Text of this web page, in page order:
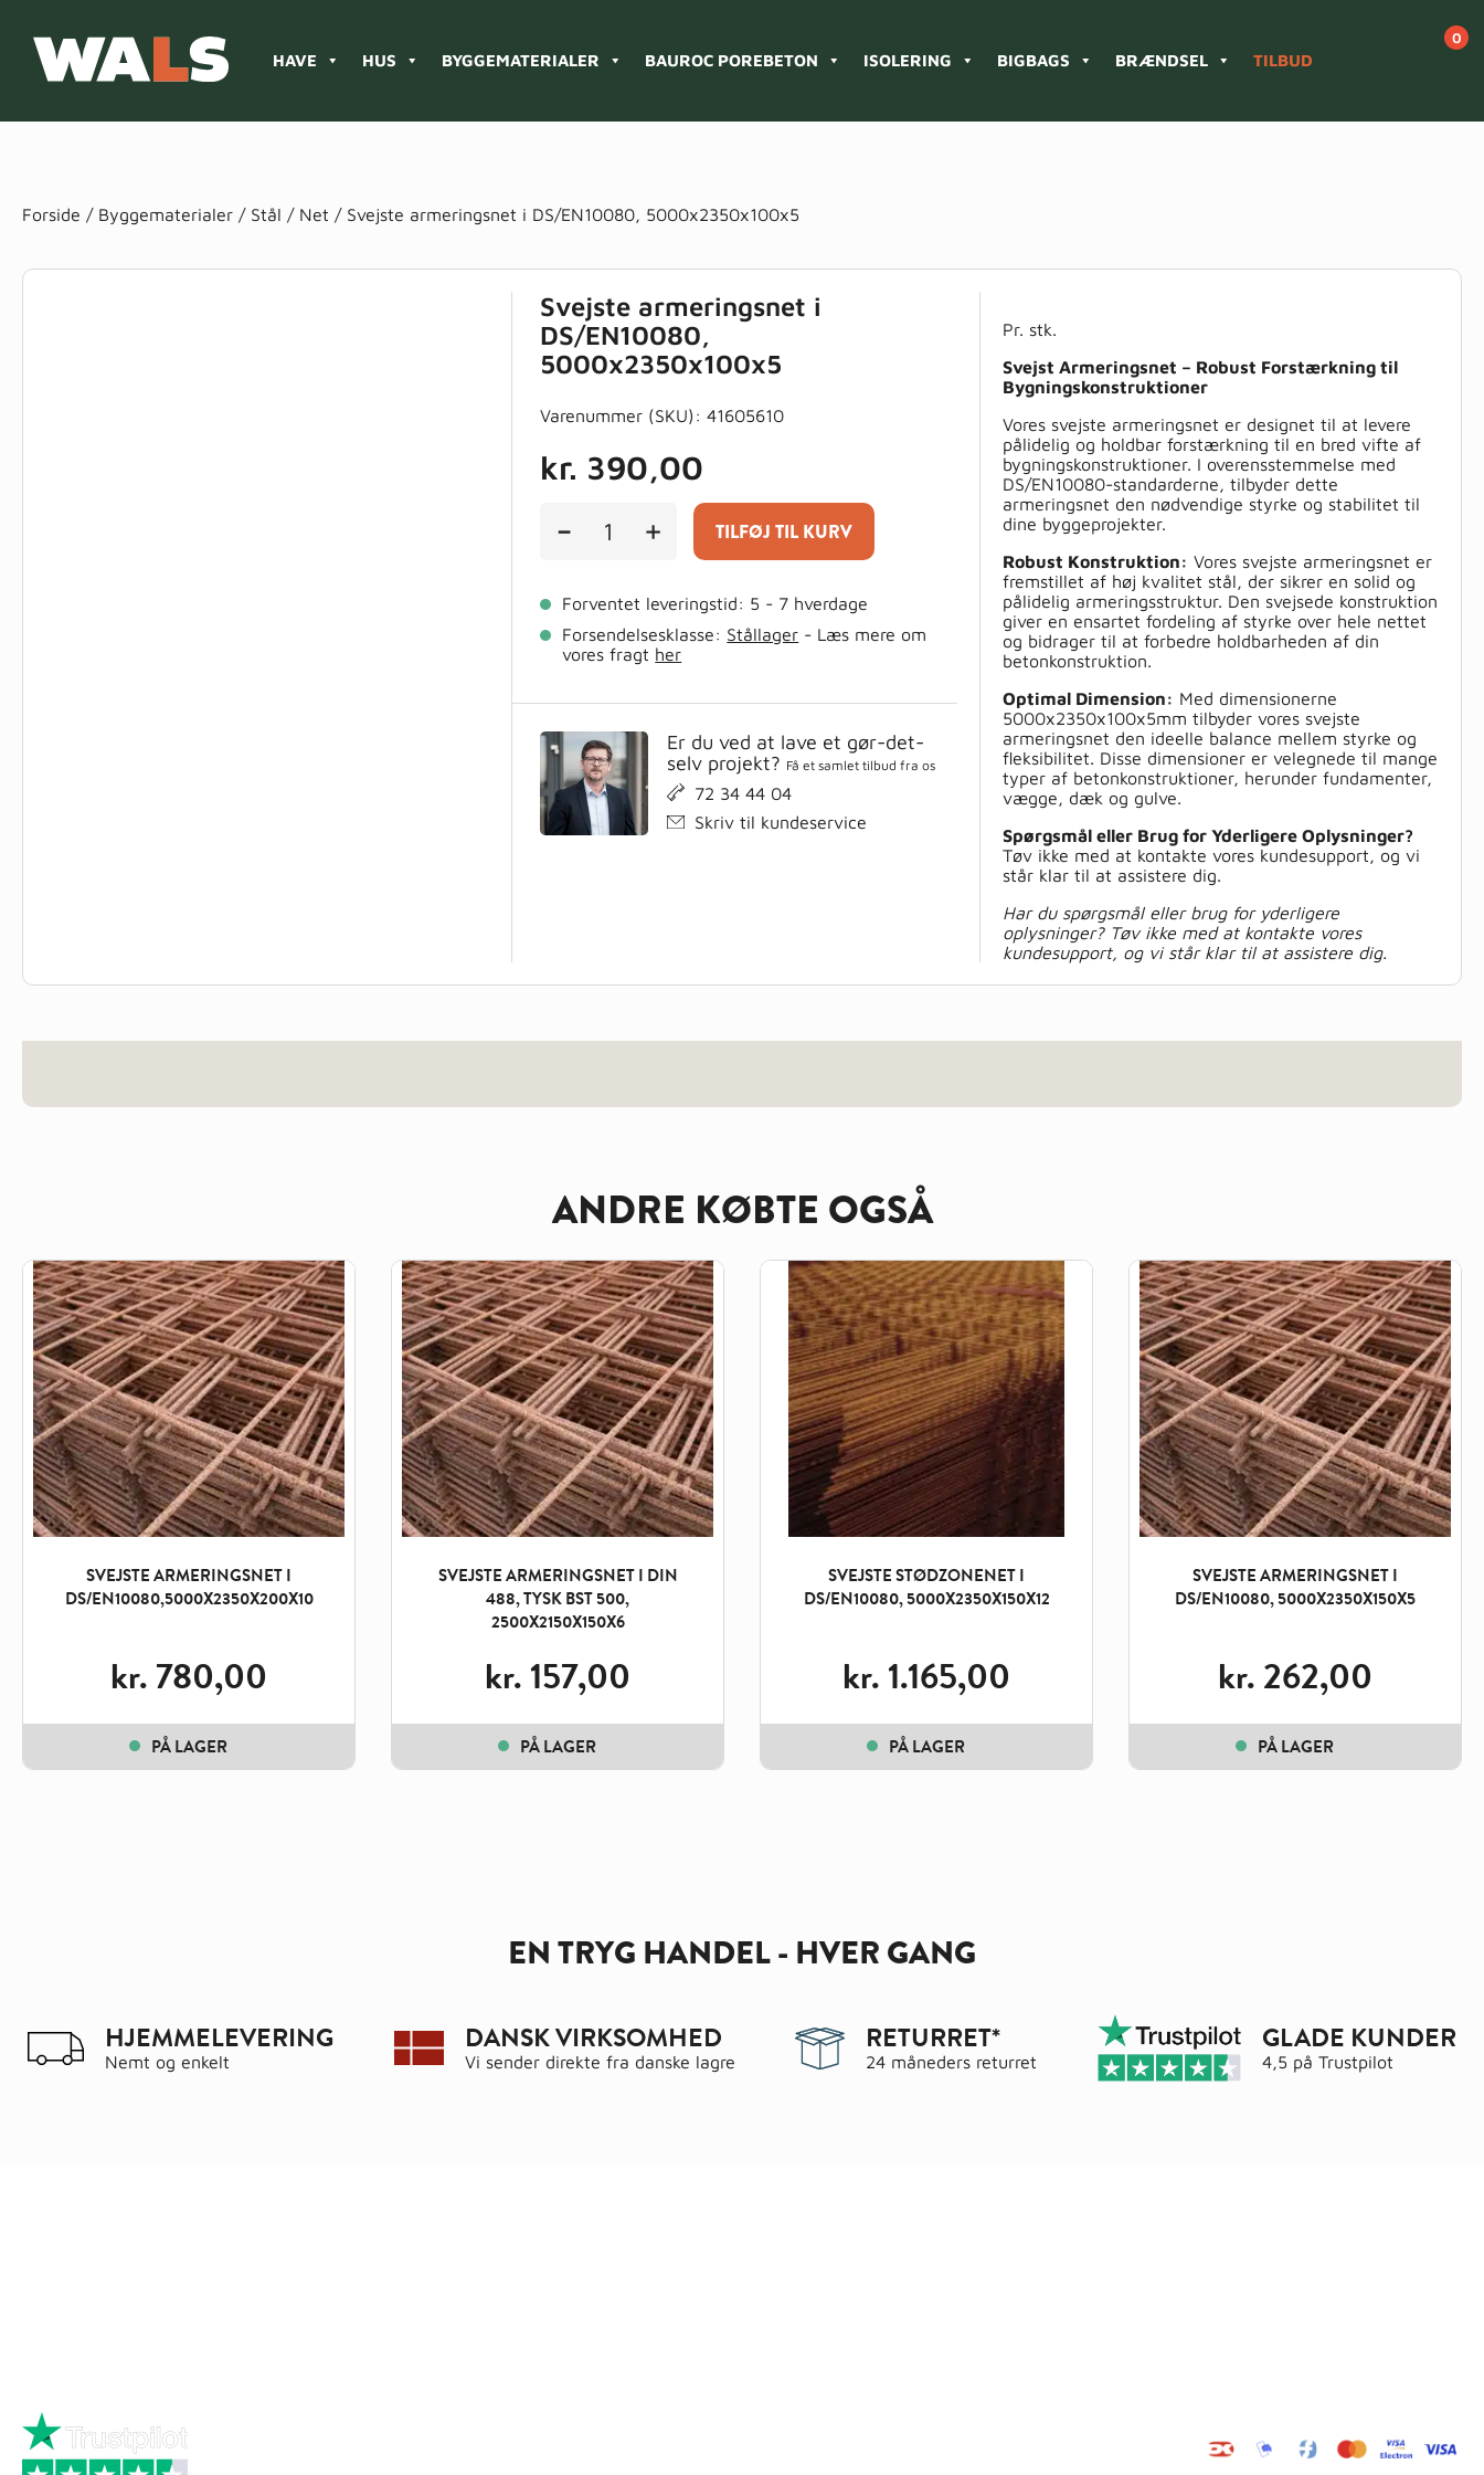
HAVE HUS BYGGEMATERIALER BAUROC POREBETON ISOLERING BIGBAGS BRÆNDSEL TILBUD
Forside / Byggematerialer / Stål / Net / Svejste armeringsnet i DS/EN10080, 5000x2350x100x5
Svejste armeringsnet i
DS/EN10080,
5000x2350x100x5
Varenummer (SKU):41605610
kr. 390,00
-
armeringsnet
antal
+ TILFØJ TIL KURV
Forventet leveringstid: 5 - 7 hverdage
Forsendelsesklasse: Stållager - Læs mere om
vores fragt her
Er du ved at lave et gør-det-
selv projekt? Få et samlet tilbud fra os
72 34 44 04
Skriv til kundeservice
Pr. stk.
Svejst Armeringsnet – Robust Forstærkning til
Bygningskonstruktioner
Vores svejste armeringsnet er designet til at levere
pålidelig og holdbar forstærkning til en bred vifte af
bygningskonstruktioner. I overensstemmelse med
DS/EN10080-standarderne, tilbyder dette
armeringsnet den nødvendige styrke og stabilitet til
dine byggeprojekter.
Robust Konstruktion: Vores svejste armeringsnet er
fremstillet af høj kvalitet stål, der sikrer en solid og
pålidelig armeringsstruktur. Den svejsede konstruktion
giver en ensartet fordeling af styrke over hele nettet
og bidrager til at forbedre holdbarheden af din
betonkonstruktion.
Optimal Dimension: Med dimensionerne
5000x2350x100x5mm tilbyder vores svejste
armeringsnet den ideelle balance mellem styrke og
fleksibilitet. Disse dimensioner er velegnede til mange
typer af betonkonstruktioner, herunder fundamenter,
vægge, dæk og gulve.
Spørgsmål eller Brug for Yderligere Oplysninger?
Tøv ikke med at kontakte vores kundesupport, og vi
står klar til at assistere dig.
Har du spørgsmål eller brug for yderligere
oplysninger? Tøv ikke med at kontakte vores
kundesupport, og vi står klar til at assistere dig.
ANDRE KØBTE OGSÅ
SVEJSTE ARMERINGSNET I
DS/EN10080,5000X2350X200X10
kr.780,00
PÅ LAGER
SVEJSTE ARMERINGSNET I DIN
488, TYSK BST 500,
2500X2150X150X6
kr.157,00
PÅ LAGER
SVEJSTE STØDZONENET I
DS/EN10080, 5000X2350X150X12
kr.1.165,00
PÅ LAGER
SVEJSTE ARMERINGSNET I
DS/EN10080, 5000X2350X150X5
kr.262,00
PÅ LAGER
EN TRYG HANDEL - HVER GANG
HJEMMELEVERING
Nemt og enkelt
DANSK VIRKSOMHED
Vi sender direkte fra danske lagre
RETURRET*
24 måneders returret
GLADE KUNDER
4,5 på Trustpilot